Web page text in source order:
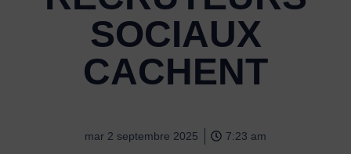
SOCIAUX
CACHENT
mar 2 septembre 2025 7:23 am